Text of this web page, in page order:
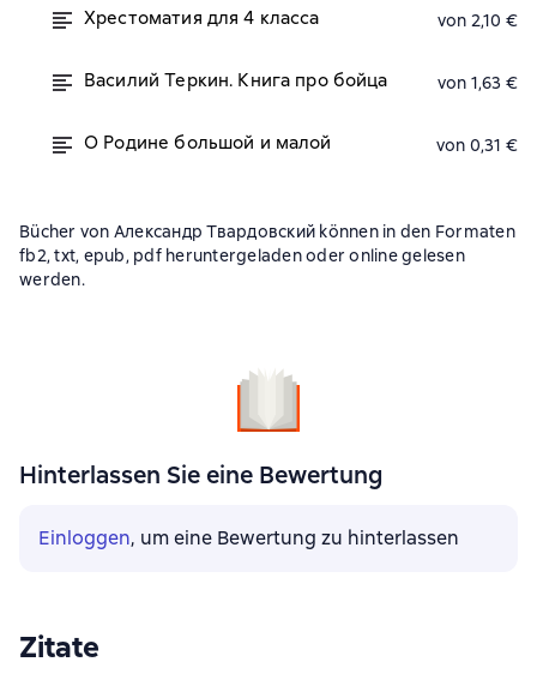
Хрестоматия для 4 класса von 2,10 €
Василий Теркин. Книга про бойца von 1,63 €
О Родине большой и малой von 0,31 €
Bücher von Александр Твардовский können in den Formaten
fb2, txt, epub, pdf heruntergeladen oder online gelesen
werden.
Hinterlassen Sie eine Bewertung
Einloggen, um eine Bewertung zu hinterlassen
Zitate